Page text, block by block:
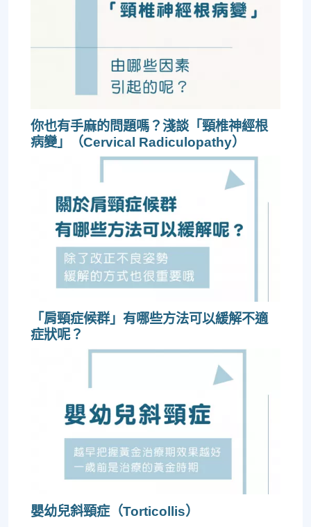
你也有手麻的問題嗎？淺談「頸椎神經根
病變」（Cervical Radiculopathy）
「肩頸症候群」有哪些方法可以緩解不適
症狀呢？
嬰幼兒斜頸症（Torticollis）